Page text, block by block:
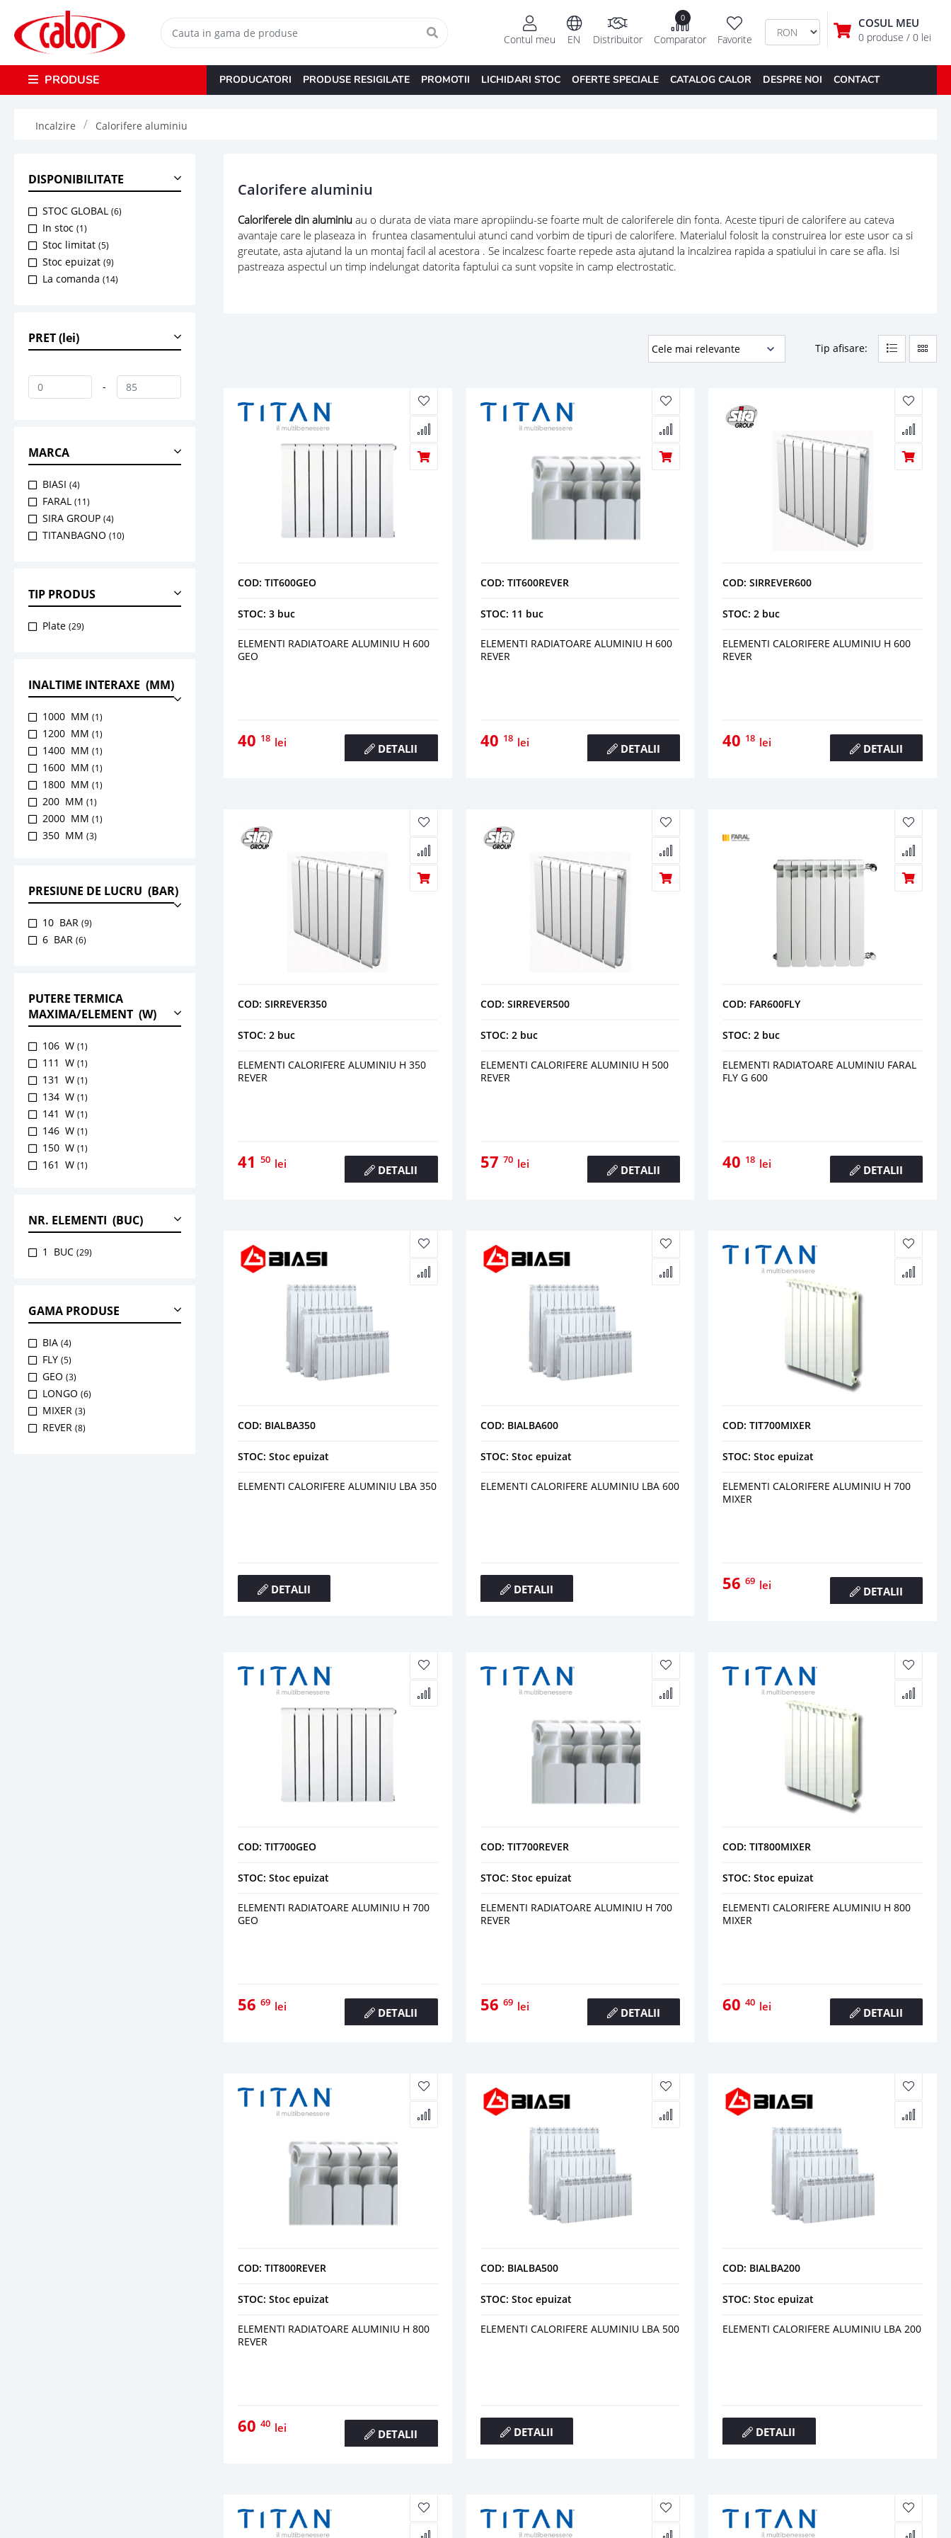
COSUL MEU
0 produse / 0 lei
Favorite
0
Comparator
Distribuitor
EN
Contul meu
PRODUSE PRODUCATORI PRODUSE RESIGILATE PROMOTII LICHIDARI STOC OFERTE SPECIALE CATALOG CALOR DESPRE NOI CONTACT
Incalzire Calorifere aluminiu
DISPONIBILITATE
STOC GLOBAL (6)
In stoc (1)
Stoc limitat (5)
Stoc epuizat (9)
La comanda (14)
PRET (lei)
-
MARCA
BIASI (4)
FARAL (11)
SIRA GROUP (4)
TITANBAGNO (10)
TIP PRODUS
Plate (29)
INALTIME INTERAXE (MM)
1000 MM (1)
1200 MM (1)
1400 MM (1)
1600 MM (1)
1800 MM (1)
200 MM (1)
2000 MM (1)
350 MM (3)
700 MM (4)
800 MM(4)
PRESIUNE DE LUCRU (BAR)
10 BAR (9)
6 BAR (6)
PUTERE TERMICA
MAXIMA/ELEMENT (W)
106 W (1)
111 W (1)
131 W (1)
134 W (1)
141 W (1)
146 W (1)
150 W (1)
161 W (1)
184 W(2)
185 W(1)
190 W(1)
224 W(2)
230 W
261 W
293 W
353 W
382 W
NR. ELEMENTI (BUC)
1 BUC (29)
GAMA PRODUSE
BIA (4)
FLY (5)
GEO (3)
LONGO (6)
MIXER (3)
REVER (8)
Calorifere aluminiu
Caloriferele din aluminiuau o durata de viata mare apropiindu-se foarte mult de caloriferele din fonta. Aceste tipuri de calorifere au cateva
avantaje care le plaseaza in fruntea clasamentului atunci cand vorbim de tipuri de calorifere. Materialul folosit la construirea lor este usor ca si
greutate, asta ajutand la un montaj facil al acestora . Se incalzesc foarte repede asta ajutand la incalzirea rapida a spatiului in care se afla. Isi
pastreaza aspectul un timp indelungat datorita faptului ca sunt vopsite in camp electrostatic.
Tip afisare:
COD: TIT600GEO
STOC: 3 buc
ELEMENTI RADIATOARE ALUMINIU H 600
GEO
40 18 lei DETALII
COD: TIT600REVER
STOC: 11 buc
ELEMENTI RADIATOARE ALUMINIU H 600
REVER
40 18 lei DETALII
COD: SIRREVER600
STOC: 2 buc
ELEMENTI CALORIFERE ALUMINIU H 600
REVER
40 18 lei DETALII
COD: SIRREVER350
STOC: 2 buc
ELEMENTI CALORIFERE ALUMINIU H 350
REVER
41 50 lei DETALII
COD: SIRREVER500
STOC: 2 buc
ELEMENTI CALORIFERE ALUMINIU H 500
REVER
57 70 lei DETALII
COD: FAR600FLY
STOC: 2 buc
ELEMENTI RADIATOARE ALUMINIU FARAL
FLY G 600
40 18 lei DETALII
COD: BIALBA350
STOC: Stoc epuizat
ELEMENTI CALORIFERE ALUMINIU LBA 350
DETALII
COD: BIALBA600
STOC: Stoc epuizat
ELEMENTI CALORIFERE ALUMINIU LBA 600
DETALII
COD: TIT700MIXER
STOC: Stoc epuizat
ELEMENTI CALORIFERE ALUMINIU H 700
MIXER
5669 lei DETALII
COD: TIT700GEO
STOC: Stoc epuizat
ELEMENTI RADIATOARE ALUMINIU H 700
GEO
56 69 lei DETALII
COD: TIT700REVER
STOC: Stoc epuizat
ELEMENTI RADIATOARE ALUMINIU H 700
REVER
56 69 lei DETALII
COD: TIT800MIXER
STOC: Stoc epuizat
ELEMENTI CALORIFERE ALUMINIU H 800
MIXER
6040 lei DETALII
COD: TIT800REVER
STOC: Stoc epuizat
ELEMENTI RADIATOARE ALUMINIU H 800
REVER
60 40 lei DETALII
COD: BIALBA500
STOC: Stoc epuizat
ELEMENTI CALORIFERE ALUMINIU LBA 500
DETALII
COD: BIALBA200
STOC: Stoc epuizat
ELEMENTI CALORIFERE ALUMINIU LBA 200
DETALII